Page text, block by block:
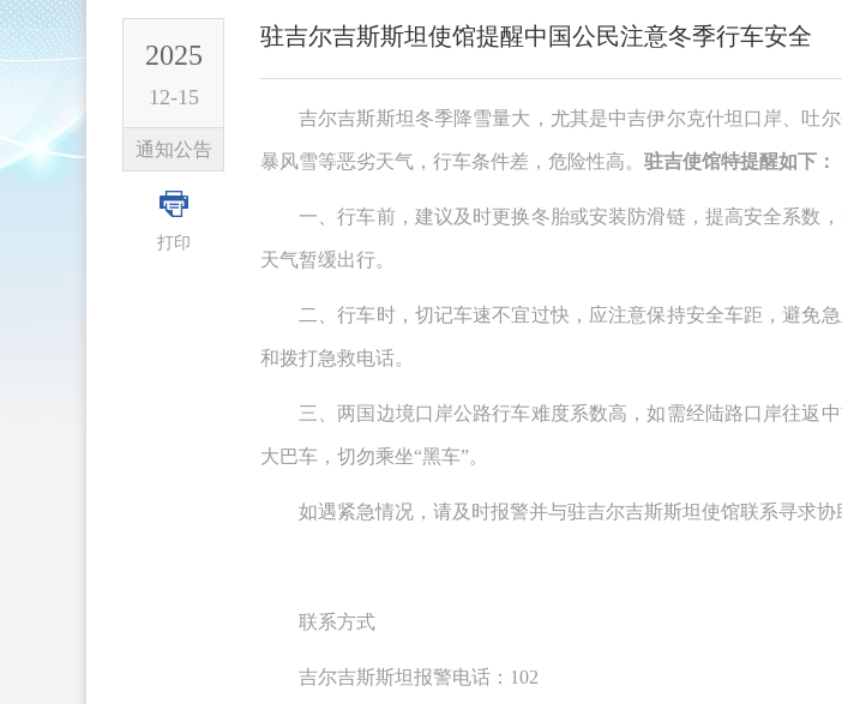
2025
12-15
通知公告
打印
驻吉尔吉斯斯坦使馆提醒中国公民注意冬季行车安全
吉尔吉斯斯坦冬季降雪量大，尤其是中吉伊尔克什坦口岸、吐
暴风雪等恶劣天气，行车条件差，危险性高。 驻吉使馆特提醒如下：
一、行车前，建议及时更换冬胎或安装防滑链，提高安全系数
天气暂缓出行。
二、行车时，切记车速不宜过快，应注意保持安全车距，避免
和拨打急救电话。
三、两国边境口岸公路行车难度系数高，如需经陆路口岸往返
大巴车，切勿乘坐“黑车”。
如遇紧急情况，请及时报警并与驻吉尔吉斯斯坦使馆联系寻求协
联系方式
吉尔吉斯斯坦报警电话：102